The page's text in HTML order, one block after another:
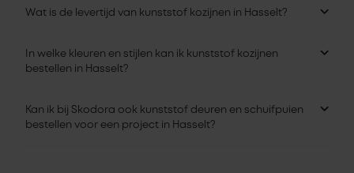
Wat is de levertijd van kunststof kozijnen in Hasselt?
In welke kleuren en stijlen kan ik kunststof kozijnen
bestellen in Hasselt?
Kan ik bij Skodora ook kunststof deuren en schuifpuien
bestellen voor een project in Hasselt?